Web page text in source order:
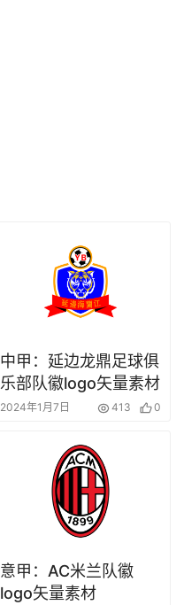
中甲：延边龙鼎足球俱
乐部队徽logo矢量素材
2024年1月7日 413 0
意甲：AC米兰队徽
logo矢量素材